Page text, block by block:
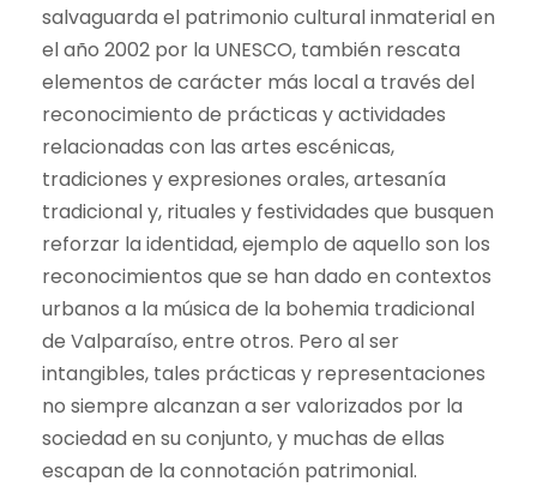
salvaguarda el patrimonio cultural inmaterial en
el año 2002 por la UNESCO, también rescata
elementos de carácter más local a través del
reconocimiento de prácticas y actividades
relacionadas con las artes escénicas,
tradiciones y expresiones orales, artesanía
tradicional y, rituales y festividades que busquen
reforzar la identidad, ejemplo de aquello son los
reconocimientos que se han dado en contextos
urbanos a la música de la bohemia tradicional
de Valparaíso, entre otros. Pero al ser
intangibles, tales prácticas y representaciones
no siempre alcanzan a ser valorizados por la
sociedad en su conjunto, y muchas de ellas
escapan de la connotación patrimonial.